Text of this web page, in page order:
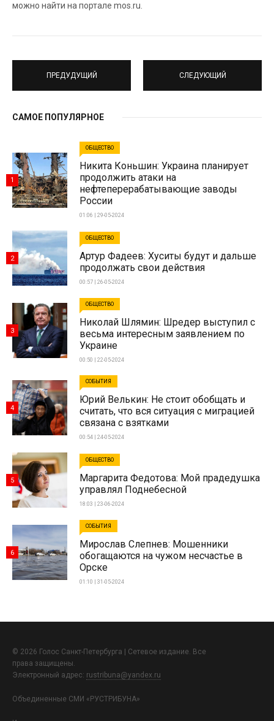
можно найти на портале mos.ru.
ПРЕДУДУЩИЙ СЛЕДУЮЩИЙ
САМОЕ ПОПУЛЯРНОЕ
ОБЩЕСТВО
Никита Коньшин: Украина планирует
продолжить атаки на
нефтеперерабатывающие заводы
России
01:06 | 29-05-2024
1
ОБЩЕСТВО
Артур Фадеев: Хуситы будут и дальше
продолжать свои действия
00:57 | 26-05-2024
2
ОБЩЕСТВО
Николай Шлямин: Шредер выступил с
весьма интересным заявлением по
Украине
00:50 | 22-05-2024
3
СОБЫТИЯ
Юрий Велькин: Не стоит обобщать и
считать, что вся ситуация с миграцией
связана с взятками
00:54 | 24-05-2024
4
ОБЩЕСТВО
Маргарита Федотова: Мой прадедушка
управлял Поднебесной
18:03 | 23-06-2024
5
СОБЫТИЯ
Мирослав Слепнев: Мошенники
обогащаются на чужом несчастье в
Орске
01:10 | 31-05-2024
6
© 2026 Голос Санкт-Петербурга | Сетевое издание. Все
права защищены.
Электронный адрес: rustribuna@yandex.ru
Объединенные СМИ «РУСТРИБУНА»